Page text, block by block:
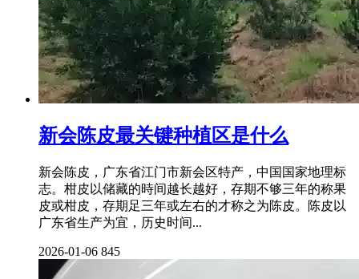
新会陈皮最关键种植区是什么
新会陈皮，广东省江门市新会区特产，中国国家地理标
志。柑皮以储藏的時间越长越好，存期不够三年的称果
皮或柑皮，存期足三年或左右的才称之为陈皮。陈皮以
广东省生产为宜，历史时间...
2026-01-06 845